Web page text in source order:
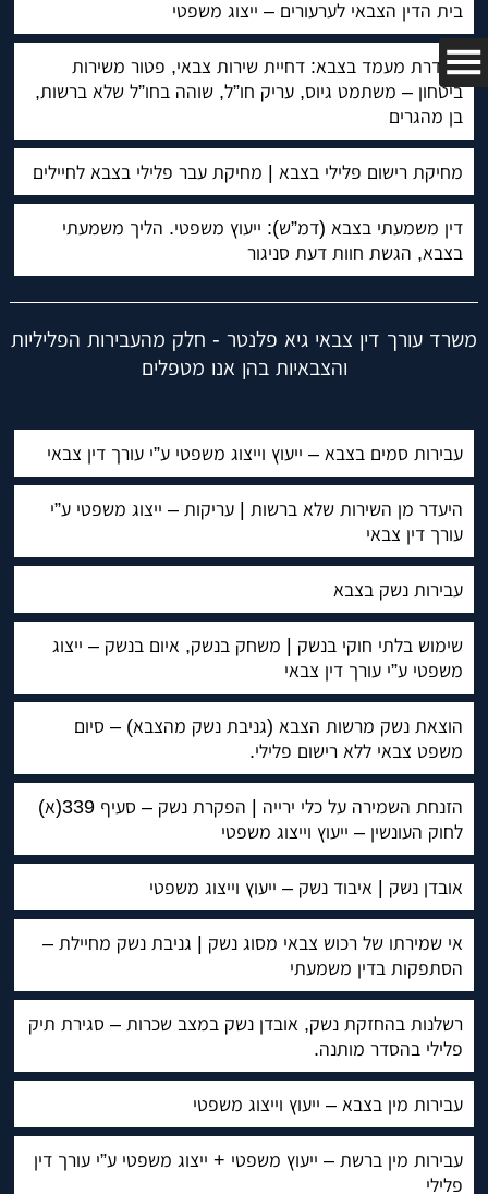
בית הדין הצבאי לערעורים – ייצוג משפטי
הסדרת מעמד בצבא: דחיית שירות צבאי, פטור משירות
ביטחון – משתמט גיוס, עריק חו”ל, שוהה בחו”ל שלא ברשות,
בן מהגרים
מחיקת רישום פלילי בצבא | מחיקת עבר פלילי בצבא לחיילים
דין משמעתי בצבא (דמ”ש): ייעוץ משפטי. הליך משמעתי
בצבא, הגשת חוות דעת סניגור
משרד עורך דין צבאי גיא פלנטר - חלק מהעבירות הפליליות
והצבאיות בהן אנו מטפלים
עבירות סמים בצבא – ייעוץ וייצוג משפטי ע”י עורך דין צבאי
היעדר מן השירות שלא ברשות | עריקות – ייצוג משפטי ע”י
עורך דין צבאי
עבירות נשק בצבא
שימוש בלתי חוקי בנשק | משחק בנשק, איום בנשק – ייצוג
משפטי ע”י עורך דין צבאי
הוצאת נשק מרשות הצבא (גניבת נשק מהצבא) – סיום
משפט צבאי ללא רישום פלילי.
הזנחת השמירה על כלי ירייה | הפקרת נשק – סעיף 339(א)
לחוק העונשין – ייעוץ וייצוג משפטי
אובדן נשק | איבוד נשק – ייעוץ וייצוג משפטי
אי שמירתו של רכוש צבאי מסוג נשק | גניבת נשק מחיילת –
הסתפקות בדין משמעתי
רשלנות בהחזקת נשק, אובדן נשק במצב שכרות – סגירת תיק
פלילי בהסדר מותנה.
עבירות מין בצבא – ייעוץ וייצוג משפטי
עבירות מין ברשת – ייעוץ משפטי + ייצוג משפטי ע”י עורך דין
פלילי